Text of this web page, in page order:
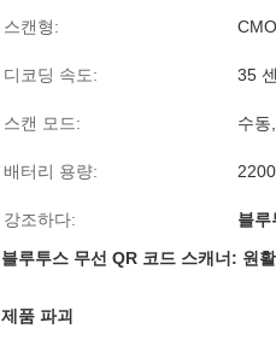
스캔형:
디코딩 속도: 35
스캔 모드: 수동
배터리 용량:
강조하다: 블루
블루투스 무선 QR 코드 스캐너: 원
제품 파괴